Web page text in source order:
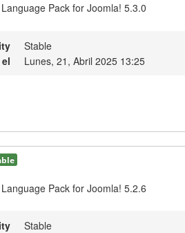
Pack for Joomla! 5.3.0
Stable
Lunes, 21, Abril 2025 13:25
Pack for Joomla! 5.2.6
Stable